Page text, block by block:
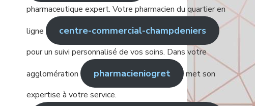
pharmaceutique expert. Votre pharmacien du quartier en
ligne
centre-commercial-champdeniers
pour un suivi personnalisé de vos soins. Dans votre
agglomération
pharmacieniogret
met son
expertise à votre service.